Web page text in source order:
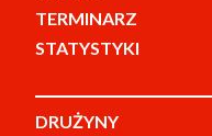
TERMINARZ
STATYSTYKI
DRUŻYNY